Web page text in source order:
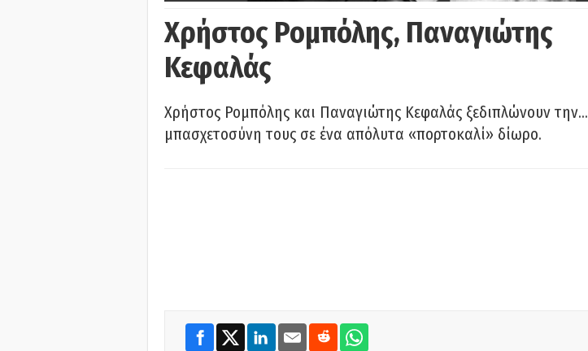
Χρήστος Ρομπόλης, Παναγιώτης
Κεφαλάς
Χρήστος Ρομπόλης και Παναγιώτης Κεφαλάς ξεδιπλώνουν την…
μπασχετοσύνη τους σε ένα απόλυτα «πορτοκαλί» δίωρο.